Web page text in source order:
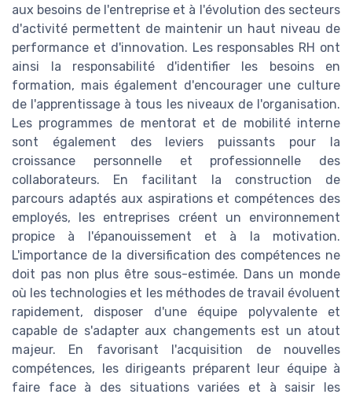
aux besoins de l'entreprise et à l'évolution des secteurs
d'activité permettent de maintenir un haut niveau de
performance et d'innovation. Les responsables RH ont
ainsi la responsabilité d'identifier les besoins en
formation, mais également d'encourager une culture
de l'apprentissage à tous les niveaux de l'organisation.
Les programmes de mentorat et de mobilité interne
sont également des leviers puissants pour la
croissance personnelle et professionnelle des
collaborateurs. En facilitant la construction de
parcours adaptés aux aspirations et compétences des
employés, les entreprises créent un environnement
propice à l'épanouissement et à la motivation.
L'importance de la diversification des compétences ne
doit pas non plus être sous-estimée. Dans un monde
où les technologies et les méthodes de travail évoluent
rapidement, disposer d'une équipe polyvalente et
capable de s'adapter aux changements est un atout
majeur. En favorisant l'acquisition de nouvelles
compétences, les dirigeants préparent leur équipe à
faire face à des situations variées et à saisir les